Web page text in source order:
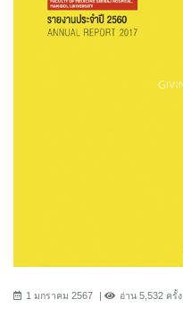
1 มกราคม 2567 อ่าน 5,532 ครั้ง